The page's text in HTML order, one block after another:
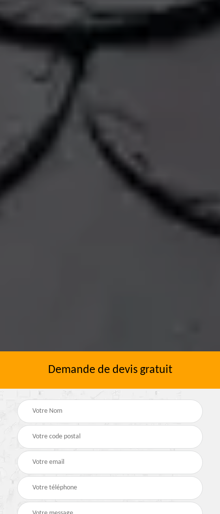
Demande de devis gratuit